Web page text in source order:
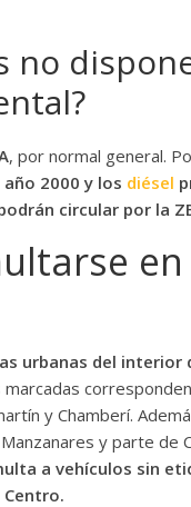
no
, por normal general.
2000 y los diésel
circular por la
urbanas del interior
y Chamberí.
y parte de
a vehículos sin